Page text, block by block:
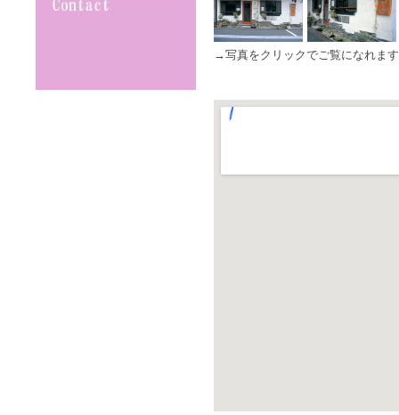
→写真をクリックでご覧になれま